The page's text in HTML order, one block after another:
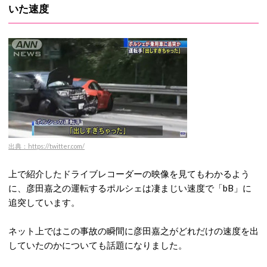
いた速度
出典：https://twitter.com/
上で紹介したドライブレコーダーの映像を見てもわかるよう
に、彦田嘉之の運転するポルシェは凄まじい速度で「bB」に
追突しています。
ネット上ではこの事故の瞬間に彦田嘉之がどれだけの速度を出
していたのかについても話題になりました。